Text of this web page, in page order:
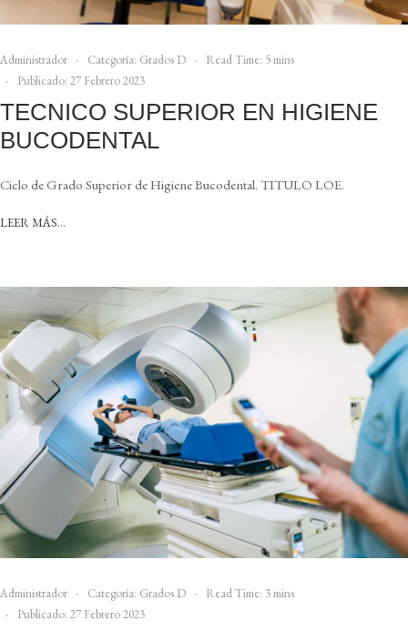
Administrador Categoría: Grados D
Read Time: 5 mins
Publicado: 27 Febrero 2023
TECNICO SUPERIOR EN HIGIENE
BUCODENTAL
Ciclo de Grado Superior de Higiene Bucodental. TITULO LOE.
LEER MÁS…
Administrador Categoría: Grados D
Read Time: 3 mins
Publicado: 27 Febrero 2023